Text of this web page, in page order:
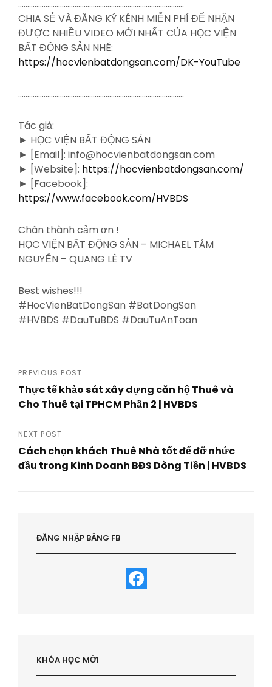
……………………………………………………………………………….
CHIA SẺ VÀ ĐĂNG KÝ KÊNH MIỄN PHÍ ĐỂ NHẬN
ĐƯỢC NHIỀU VIDEO MỚI NHẤT CỦA HỌC VIỆN
BẤT ĐỘNG SẢN NHÉ:
https://hocvienbatdongsan.com/DK-YouTube
……………………………………………………………………………….
Tác giả:
► HỌC VIỆN BẤT ĐỘNG SẢN
► [Email]: info@hocvienbatdongsan.com
► [Website]: https://hocvienbatdongsan.com/
► [Facebook]:
https://www.facebook.com/HVBDS
Chân thành cảm ơn !
HỌC VIỆN BẤT ĐỘNG SẢN – MICHAEL TÂM
NGUYỄN – QUANG LÊ TV
Best wishes!!!
#HocVienBatDongSan #BatDongSan
#HVBDS #DauTuBDS #DauTuAnToan
Post
navigation
PREVIOUS POST
Thực tế khảo sát xây dựng căn hộ Thuê và
Cho Thuê tại TPHCM Phần 2 | HVBDS
Post
NEXT POST
Cách chọn khách Thuê Nhà tốt để đỡ nhức
đầu trong Kinh Doanh BĐS Dòng Tiền | HVBDS
ĐĂNG NHẬP BẰNG FB
KHÓA HỌC MỚI